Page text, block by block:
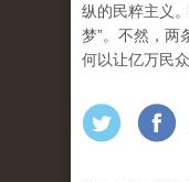
纵的民粹主义
梦”。不然，两
何以让亿万民